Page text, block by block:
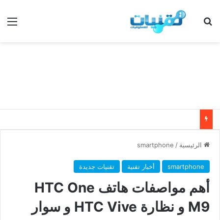
بحث عن
الرئيسية /
smartphone
smartphone أخبار تقنية تقنيات جديدة
أهم مواصفات هاتف HTC One
M9 و نظارة HTC Vive و سوار